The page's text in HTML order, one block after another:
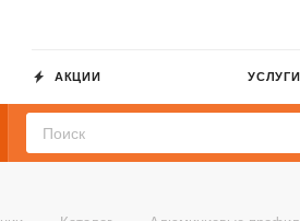
АКЦИИ УСЛУГИ